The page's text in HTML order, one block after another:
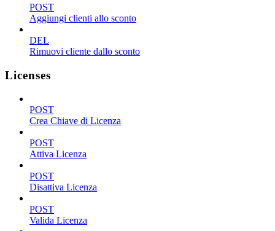
POST
Aggiungi clienti allo sconto
DEL
Rimuovi cliente dallo sconto
Licenses
POST
Crea Chiave di Licenza
POST
Attiva Licenza
POST
Disattiva Licenza
POST
Valida Licenza